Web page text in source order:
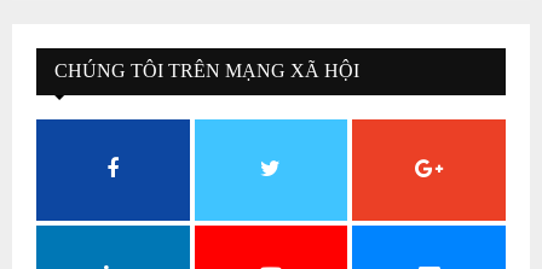
CHÚNG TÔI TRÊN MẠNG XÃ HỘI